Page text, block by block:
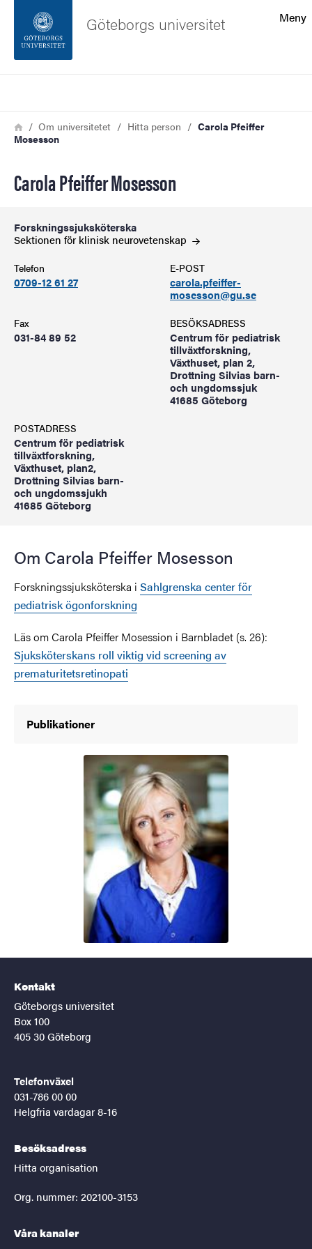
Sidfoten
Om webbplatsen
Meny
Göteborgs universitet
Länkstig
HemOm universitetet Hitta person
Carola Pfeiffer
Mosesson
Carola Pfeiffer Mosesson
Forskningssjuksköterska
Sektionen för klinisk neurovetenskap
Telefon
0709-12 61 27
E-POST
carola.pfeiffer-
mosesson@gu.se
Fax
031-84 89 52
BESÖKSADRESS
Centrum för pediatrisk
tillväxtforskning,
Växthuset, plan 2,
Drottning Silvias barn-
och ungdomssjuk
41685 Göteborg
POSTADRESS
Centrum för pediatrisk
tillväxtforskning,
Växthuset, plan2,
Drottning Silvias barn-
och ungdomssjukh
41685 Göteborg
Om Carola Pfeiffer Mosesson
Forskningssjuksköterska i Sahlgrenska center för
pediatrisk ögonforskning
Läs om Carola Pfeiffer Mosession i Barnbladet (s. 26):
Sjuksköterskans roll viktig vid screening av
prematuritetsretinopati
Publikationer
Kontakt
Göteborgs universitet
Box 100
405 30 Göteborg
Telefonväxel
031-786 00 00
Helgfria vardagar 8-16
Besöksadress
Hitta organisation
Org. nummer: 202100-3153
Våra kanaler